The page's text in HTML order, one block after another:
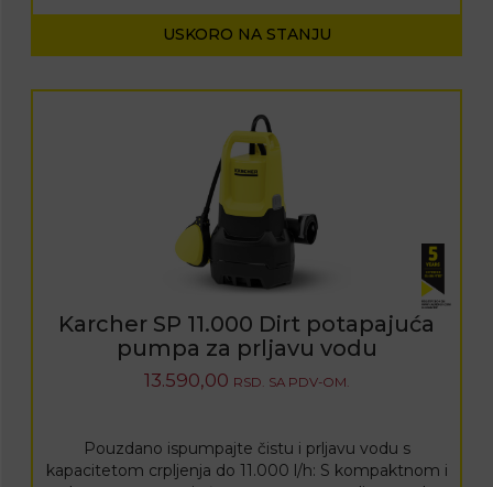
USKORO NA STANJU
Karcher SP 11.000 Dirt potapajuća
pumpa za prljavu vodu
13.590,00 RSD. SA PDV-OM.
Pouzdano ispumpajte čistu i prljavu vodu s
kapacitetom crpljenja do 11.000 l/h: S kompaktnom i